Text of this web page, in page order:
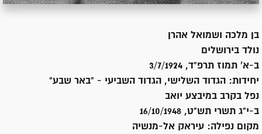
בן מלכה ושמואל אהרן
נולד בירושלים
ב-א' תמוז תרפ"ד, 3/7/1924
יחידות: הגדוד השלישי, הגדוד השביעי - "באר שבע"
נפל בקרב במיבצע יואב
ב-י"ג תשרי תש"ט, 16/10/1948
מקום נפילה: עיראק אל-מנשיה